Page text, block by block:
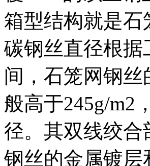
箱型结构就是
碳钢丝直径根据
间，石笼网钢丝
般高于245g/m2
径。其双线绞合
钢丝的金属镀层